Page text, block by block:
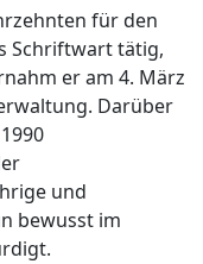
für den
Schriftwart tätig,
er am 4. März
Darüber
und
bewusst im